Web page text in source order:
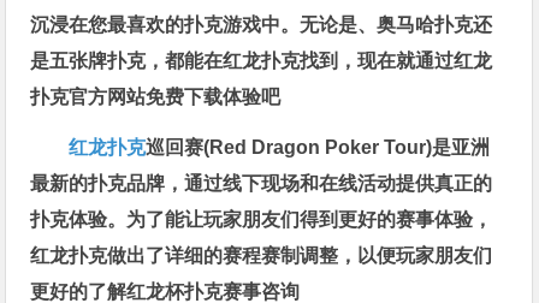
沉浸在您最喜欢的扑克游戏中。无论是、奥马哈扑克还
是五张牌扑克，都能在红龙扑克找到，现在就通过红龙
扑克官方网站免费下载体验吧
红龙扑克巡回赛​(Red Dragon Poker Tour)是亚洲
最新的扑克品牌，通过线下现场和在线活动提供真正的
扑克体验。为了能让玩家朋友们得到更好的赛事体验，
红龙扑克做出了详细的赛程赛制调整，以便玩家朋友们
更好的了解红龙杯扑克赛事咨询